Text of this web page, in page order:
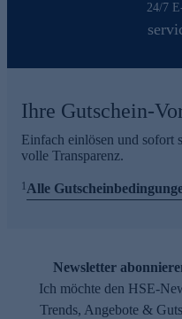
24/7
Ihre Gutschein-
Einfach einlösen und sofort
volle Transparenz.
1 Alle
Newsletter
Ich möchte den HSE-
Trends, Angebote &